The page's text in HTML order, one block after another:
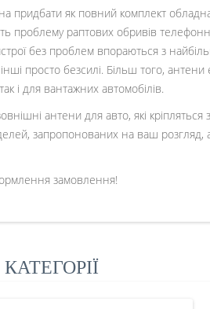
придбати як повний комплект
проблему раптових обривів
без проблем впораються з
просто безсилі. Більш того, антени
і для вантажних автомобілів.
антени для авто, які
запропонованих на ваш розгляд,
замовлення!
КАТЕГОРІЇ